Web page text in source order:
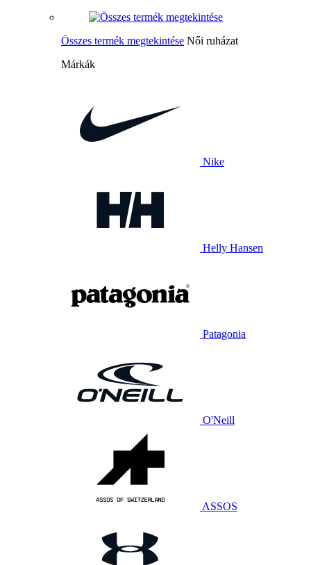
Összes termék megtekintése Női ruházat
Márkák
Nike
Helly Hansen
Patagonia
O'Neill
ASSOS